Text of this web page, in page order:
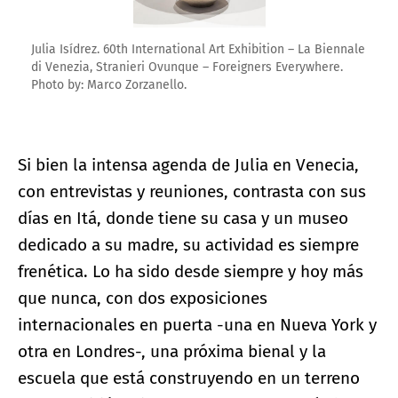
Julia Isídrez. 60th International Art Exhibition – La Biennale
di Venezia, Stranieri Ovunque – Foreigners Everywhere.
Photo by: Marco Zorzanello.
Si bien la intensa agenda de Julia en Venecia,
con entrevistas y reuniones, contrasta con sus
días en Itá, donde tiene su casa y un museo
dedicado a su madre, su actividad es siempre
frenética. Lo ha sido desde siempre y hoy más
que nunca, con dos exposiciones
internacionales en puerta -una en Nueva York y
otra en Londres-, una próxima bienal y la
escuela que está construyendo en un terreno